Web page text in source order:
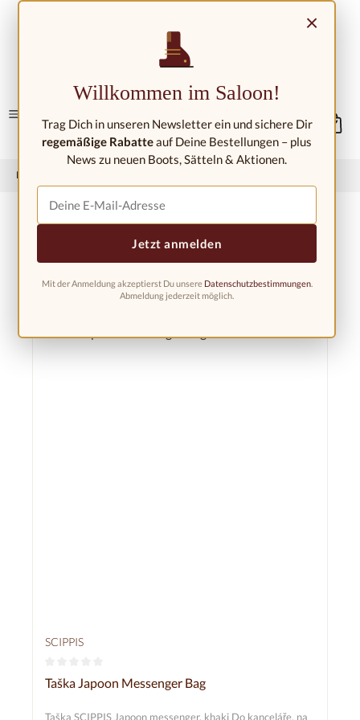
Domů
Filtr
SCIPPIS
Průměrné hodnocení 0 z 5 hvězd
Taška Japoon Messenger Bag
Taška SCIPPIS Japoon messenger, khaki Do kanceláře, na
×
Willkommen im Saloon!
Trag Dich in unseren Newsletter ein und sichere Dir
regemäßige Rabatteauf Deine Bestellungen – plus
News zu neuen Boots, Sätteln & Aktionen.
Jetzt anmelden
Mit der Anmeldung akzeptierst Du unsere Datenschutzbestimmungen.
Abmeldung jederzeit möglich.